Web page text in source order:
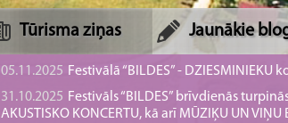
Tūrisma ziņas Jaunākie
05.11.2025 Festivālā “BILDES” - DZIESMINIEKU
31.10.2025 Festivāls “BILDES” brīvdienās
AKUSTISKO KONCERTU, kā arī MŪZIĶU UN VIŅU